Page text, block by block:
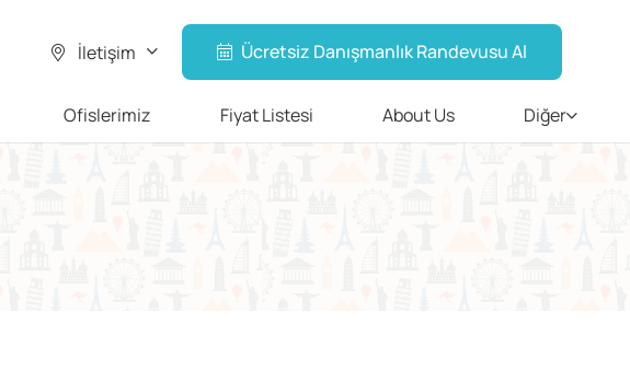
İletişim Ücretsiz Danışmanlık Randevusu Al
Ofislerimiz Fiyat Listesi About Us Diğer